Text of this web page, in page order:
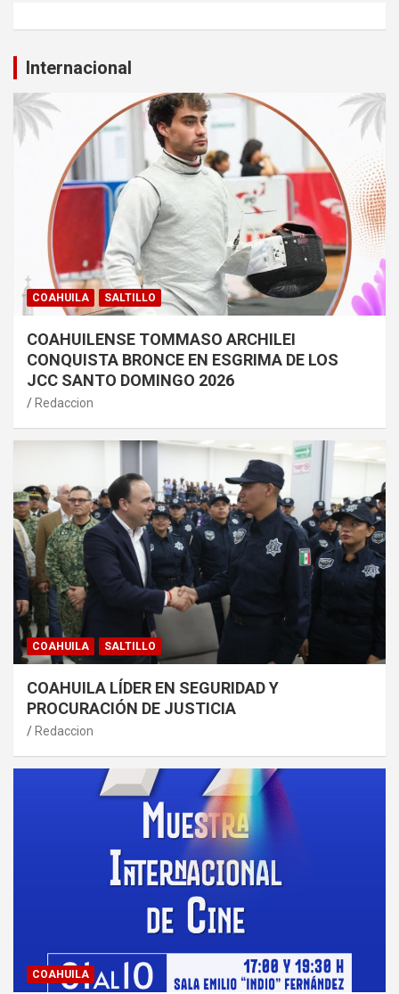
Internacional
COAHUILA SALTILLO
COAHUILENSE TOMMASO ARCHILEI
CONQUISTA BRONCE EN ESGRIMA DE LOS
JCC SANTO DOMINGO 2026
Redaccion
COAHUILA SALTILLO
COAHUILA LÍDER EN SEGURIDAD Y
PROCURACIÓN DE JUSTICIA
Redaccion
COAHUILA